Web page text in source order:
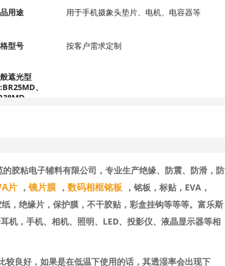
用途 用于手机摄象头垫片、电机、电容器等
型号 按客户需求定制
遮光型
、
、
光防静型
、
、
等
胶粘电子辅料有限公司，专业生产绝缘、防震、防滑，防
片 ， 镜片膜 ， 数码相框铭板 ，铭板，标贴，EVA，
，绝缘片，保护膜，不干胶贴，彩盒挂钩等等等。富乐斯
机，手机、相机、照明、LED、投影仪、液晶显示器等相
良好，如果是在低温下使用的话，其透湿率会出现下